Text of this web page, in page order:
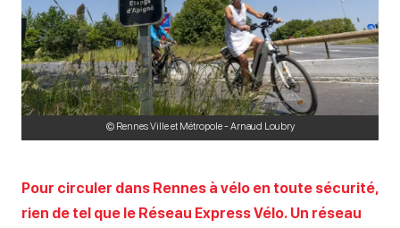
© Rennes Ville et Métropole - Arnaud Loubry
Pour circuler dans Rennes à vélo en toute sécurité,
rien de tel que le Réseau Express Vélo. Un réseau